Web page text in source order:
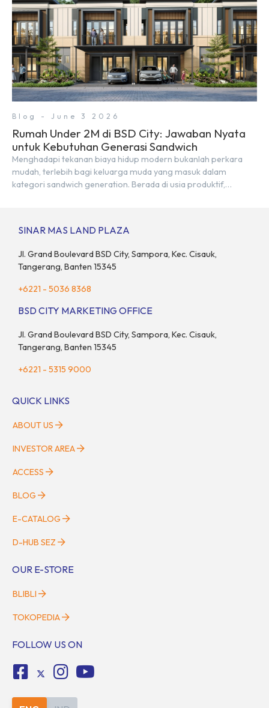
Blog - June 3 2026
Rumah Under 2M di BSD City: Jawaban Nyata
untuk Kebutuhan Generasi Sandwich
Menghadapi tekanan biaya hidup modern bukanlah perkara
mudah, terlebih bagi keluarga muda yang masuk dalam
kategori sandwich generation. Berada di usia produktif,
Fenomena urban ini kian marak di kota-kota besar, termasuk di
SINAR MAS LAND PLAZA
Jl. Grand Boulevard BSD City, Sampora, Kec. Cisauk,
Tangerang, Banten 15345
+6221 - 5036 8368
BSD CITY MARKETING OFFICE
Jl. Grand Boulevard BSD City, Sampora, Kec. Cisauk,
Tangerang, Banten 15345
+6221 - 5315 9000
QUICK LINKS
ABOUT US
INVESTOR AREA
ACCESS
BLOG
E-CATALOG
D-HUB SEZ
OUR E-STORE
BLIBLI
TOKOPEDIA
FOLLOW US ON